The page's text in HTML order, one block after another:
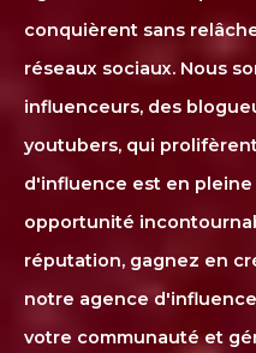
conquièrent sans
réseaux sociaux. Nous
influenceurs, des
youtubers, qui
d'influence est en
opportunité
réputation, gagnez en
notre agence
votre communauté et